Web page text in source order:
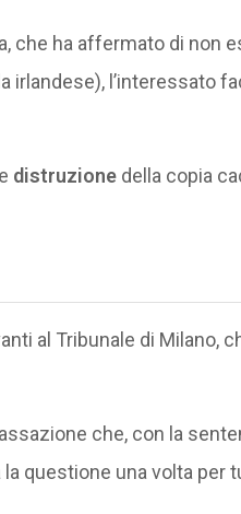
che ha affermato di non
l’interessato
distruzionedella copia
al Tribunale di Milano,
che, con la
questione una volta per